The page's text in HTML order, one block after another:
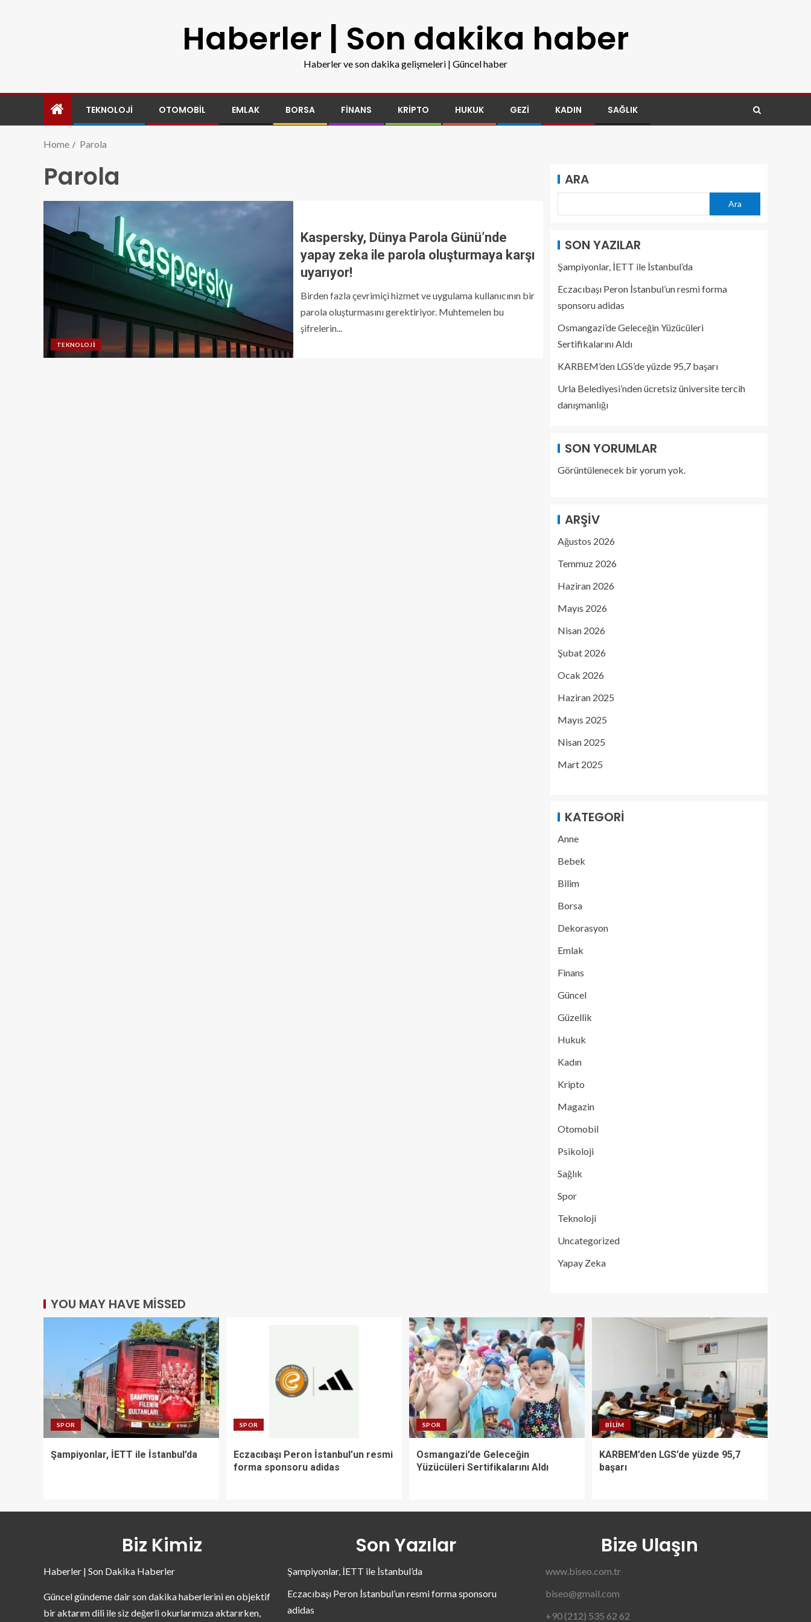
Haberler | Son dakika haber
Haberler ve son dakika gelişmeleri | Güncel haber
TEKNOLOJI OTOMOBIL EMLAK BORSA FINANS KRIPTO HUKUK GEZI KADIN SAĞLIK
Home Parola
Parola
TEKNOLOJI
Kaspersky, Dünya Parola Günü’nde
yapay zeka ile parola oluşturmaya karşı
uyarıyor!
Birden fazla çevrimiçi hizmet ve uygulama kullanıcının bir
parola oluşturmasını gerektiriyor. Muhtemelen bu
şifrelerin...
ARA
Ara
SON YAZILAR
Şampiyonlar, İETT ile İstanbul’da
Eczacıbaşı Peron İstanbul’un resmi forma
sponsoru adidas
Osmangazi’de Geleceğin Yüzücüleri
Sertifikalarını Aldı
KARBEM’den LGS’de yüzde 95,7 başarı
Urla Belediyesi’nden ücretsiz üniversite tercih
danışmanlığı
SON YORUMLAR
Görüntülenecek bir yorum yok.
ARŞIV
Ağustos 2026
Temmuz 2026
Haziran 2026
Mayıs 2026
Nisan 2026
Şubat 2026
Ocak 2026
Haziran 2025
Mayıs 2025
Nisan 2025
Mart 2025
KATEGORI
Anne
Bebek
Bilim
Borsa
Dekorasyon
Emlak
Finans
Güncel
Güzellik
Hukuk
Kadın
Kripto
Magazin
Otomobil
Psikoloji
Sağlık
Spor
Teknoloji
Uncategorized
Yapay Zeka
YOU MAY HAVE MISSED
SPOR
Şampiyonlar, İETT ile İstanbul’da
SPOR
Eczacıbaşı Peron İstanbul’un resmi
forma sponsoru adidas
SPOR
Osmangazi’de Geleceğin
Yüzücüleri Sertifikalarını Aldı
BILIM
KARBEM’den LGS’de yüzde 95,7
başarı
Biz Kimiz
Haberler | Son Dakika Haberler
Güncel gündeme dair son dakika haberlerini en objektif
bir aktarım dili ile siz değerli okurlarımıza aktarırken,
Son Yazılar
Şampiyonlar, İETT ile İstanbul’da
Eczacıbaşı Peron İstanbul’un resmi forma sponsoru
adidas
Bize Ulaşın
www.biseo.com.tr
biseo@gmail.com
+90 (212) 535 62 62